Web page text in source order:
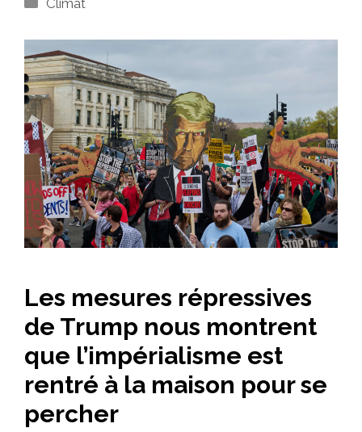
Les mesures répressives
de Trump nous montrent
que l’impérialisme est
rentré à la maison pour se
percher